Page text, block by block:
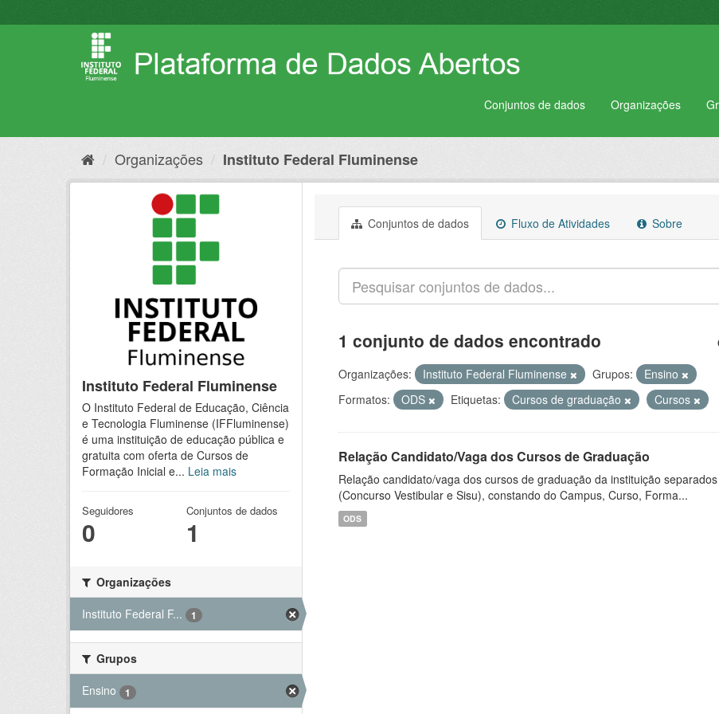
para
Conjuntos de dados Organizações
Organizações Instituto Federal Fluminense
Instituto Federal Fluminense
O Instituto Federal de Educação, Ciência
e Tecnologia Fluminense (IFFluminense)
é uma instituição de educação pública e
gratuita com oferta de Cursos de
Formação Inicial e... Leia mais
Seguidores
0
Conjuntos de dados
1
Organizações
Instituto Federal F...
1
Grupos
Ensino
1
Conjuntos de dados Fluxo de Atividades Sobre
1 conjunto de dados encontrado
Organizações: Instituto Federal Fluminense Grupos:
Ensino
Formatos:
ODS Etiquetas: Cursos de graduação Cursos
Relação Candidato/Vaga dos Cursos de Graduação
Relação candidato/vaga dos cursos de graduação da instituição
(Concurso Vestibular e Sisu), constando do Campus, Curso, Forma...
ODS